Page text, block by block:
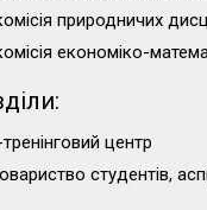
природничих
економіко-
центр
студентів,